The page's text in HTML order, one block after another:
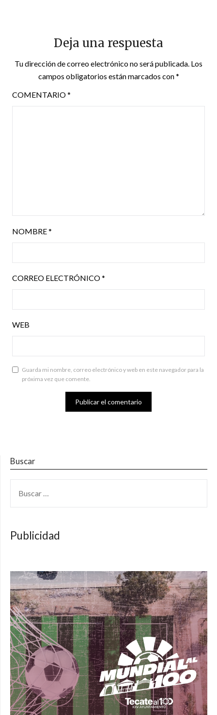
Deja una respuesta
Tu dirección de correo electrónico no será publicada. Los
campos obligatorios están marcados con*
COMENTARIO*
NOMBRE*
CORREO ELECTRÓNICO*
WEB
Guarda mi nombre, correo electrónico y web en este navegador para la
próxima vez que comente.
Buscar
Publicidad